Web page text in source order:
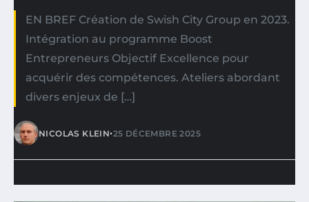
EN BREF Création de Swish City Group en 2023.
Intégration au programme Boost
Entrepreneurs Objectif Excellence pour
acquérir des compétences. Ateliers abordant
divers enjeux de […]
NICOLAS KLEIN•25 DÉCEMBRE 2025